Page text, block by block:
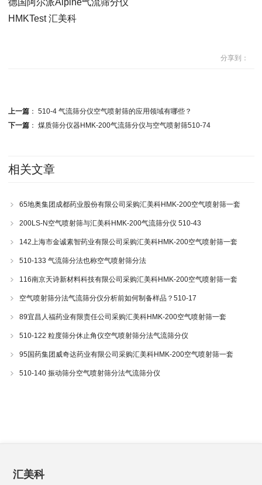
德国阿尔派Alpine气流筛分仪
HMKTest 汇美科
分享到：
上一篇： 510-4 气流筛分仪空气喷射筛的应用领域有哪些？
下一篇： 煤质筛分仪器HMK-200气流筛分仪与空气喷射筛510-74
相关文章
65地奥集团成都药业股份有限公司采购汇美科HMK-200空气喷射筛一套
200LS-N空气喷射筛与汇美科HMK-200气流筛分仪 510-43
142上海市金诚素智药业有限公司采购汇美科HMK-200空气喷射筛一套
510-133 气流筛分法也称空气喷射筛分法
116南京天诗新材料科技有限公司采购汇美科HMK-200空气喷射筛一套
空气喷射筛分法气流筛分仪分析前如何制备样品？510-17
89宜昌人福药业有限责任公司采购汇美科HMK-200空气喷射筛一套
510-122 粒度筛分休止角仪空气喷射筛分法气流筛分仪
95国药集团威奇达药业有限公司采购汇美科HMK-200空气喷射筛一套
510-140 振动筛分空气喷射筛分法气流筛分仪
汇美科